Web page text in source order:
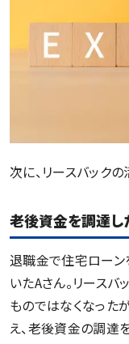
次に、リースバック
老後資金を調達し
退職金で住宅ローン
いたAさん。リース
ものではなくなった
え、老後資金の調達